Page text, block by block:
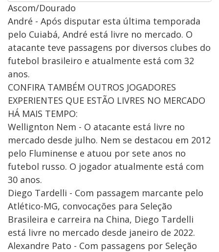
Ascom/Dourado
André - Após disputar esta última temporada
pelo Cuiabá, André está livre no mercado. O
atacante teve passagens por diversos clubes do
futebol brasileiro e atualmente está com 32
anos.
CONFIRA TAMBÉM OUTROS JOGADORES
EXPERIENTES QUE ESTÃO LIVRES NO MERCADO
HÁ MAIS TEMPO:
Wellignton Nem - O atacante está livre no
mercado desde julho. Nem se destacou em 2012
pelo Fluminense e atuou por sete anos no
futebol russo. O jogador atualmente está com
30 anos.
Diego Tardelli - Com passagem marcante pelo
Atlético-MG, convocações para Seleção
Brasileira e carreira na China, Diego Tardelli
está livre no mercado desde janeiro de 2022.
Alexandre Pato - Com passagens por Seleção